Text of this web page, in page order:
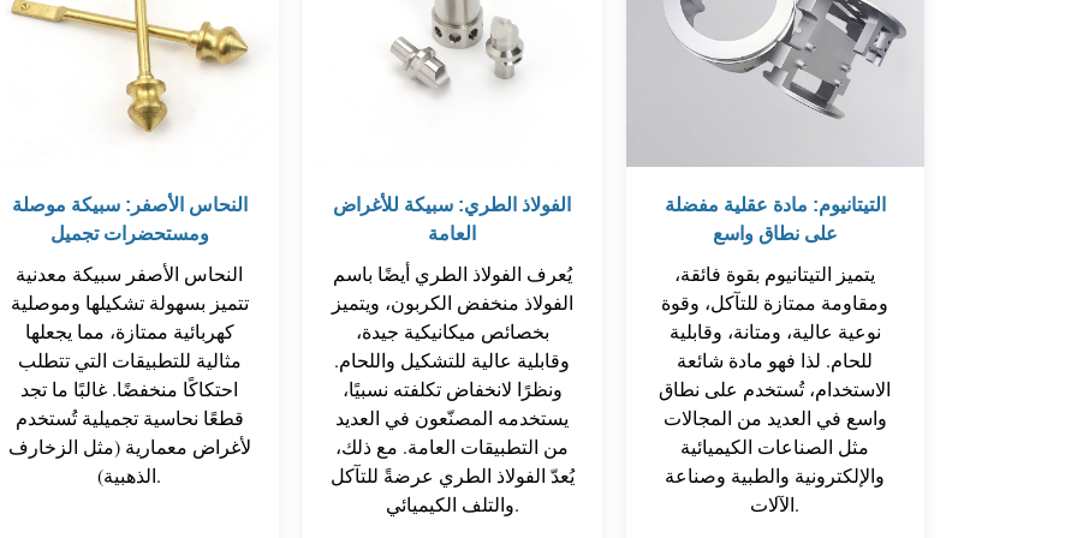
النحاس الأصفر: سبيكة موصلة
ومستحضرات تجميل
النحاس الأصفر سبيكة معدنية
تتميز بسهولة تشكيلها وموصلية
كهربائية ممتازة، مما يجعلها
مثالية للتطبيقات التي تتطلب
احتكاكًا منخفضًا. غالبًا ما تجد
قطعًا نحاسية تجميلية تُستخدم
لأغراض معمارية (مثل الزخارف
الذهبية).
الفولاذ الطري: سبيكة للأغراض
العامة
يُعرف الفولاذ الطري أيضًا باسم
الفولاذ منخفض الكربون، ويتميز
بخصائص ميكانيكية جيدة،
وقابلية عالية للتشكيل واللحام.
ونظرًا لانخفاض تكلفته نسبيًا،
يستخدمه المصنّعون في العديد
من التطبيقات العامة. مع ذلك،
يُعدّ الفولاذ الطري عرضةً للتآكل
والتلف الكيميائي.
التيتانيوم: مادة عقلية مفضلة
على نطاق واسع
يتميز التيتانيوم بقوة فائقة،
ومقاومة ممتازة للتآكل، وقوة
نوعية عالية، ومتانة، وقابلية
للحام. لذا فهو مادة شائعة
الاستخدام، تُستخدم على نطاق
واسع في العديد من المجالات
مثل الصناعات الكيميائية
والإلكترونية والطبية وصناعة
الآلات.